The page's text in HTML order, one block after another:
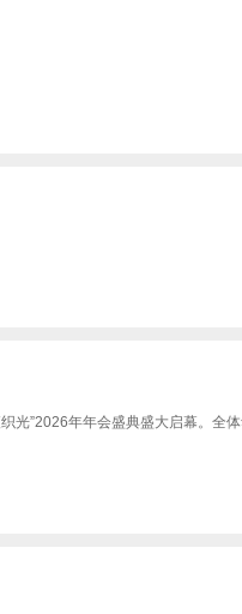
光”2026年年会盛典盛大启幕。全